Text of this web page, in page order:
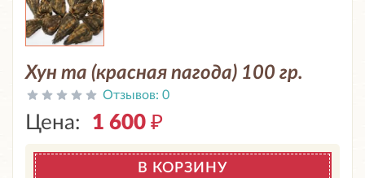
Хун та (красная пагода) 100 гр.
Отзывов: 0
Цена: 1 600 ₽
В КОРЗИНУ